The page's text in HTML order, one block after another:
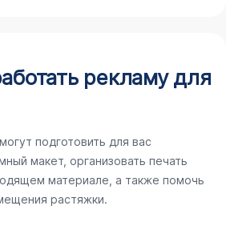
рекламу для
подготовить для вас
макет, организовать печать
материале, а также помочь
растяжки.